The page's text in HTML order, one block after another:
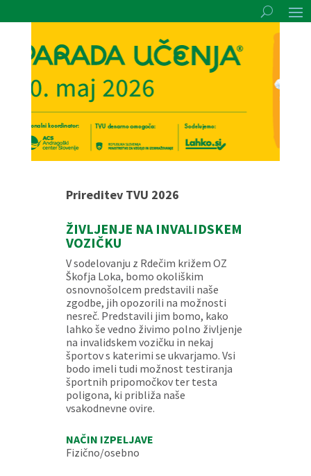
Prireditev TVU 2026
ŽIVLJENJE NA INVALIDSKEM
VOZIČKU
V sodelovanju z Rdečim križem OZ
Škofja Loka, bomo okoliškim
osnovnošolcem predstavili naše
zgodbe, jih opozorili na možnosti
nesreč. Predstavili jim bomo, kako
lahko še vedno živimo polno življenje
na invalidskem vozičku in nekaj
športov s katerimi se ukvarjamo. Vsi
bodo imeli tudi možnost testiranja
športnih pripomočkov ter testa
poligona, ki približa naše
vsakodnevne ovire.
NAČIN IZPELJAVE
Fizično/osebno